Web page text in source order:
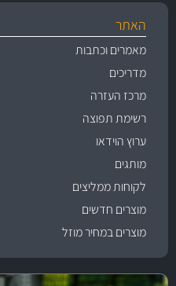
האתר
מאמרים וכתבות
מדריכים
מרכז העזרה
רשימת תפוצה
ערוץ הוידאו
מותגים
לקוחות ממליצים
מוצרים חדשים
מוצרים במחיר מוזל